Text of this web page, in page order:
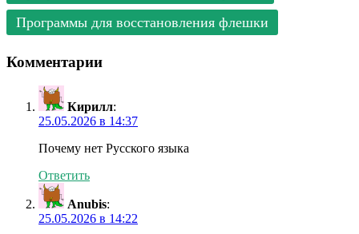
Программы для восстановления флешки
Комментарии
Кирилл:
25.05.2026 в 14:37
Почему нет Русского языка
Ответить
Anubis:
25.05.2026 в 14:22